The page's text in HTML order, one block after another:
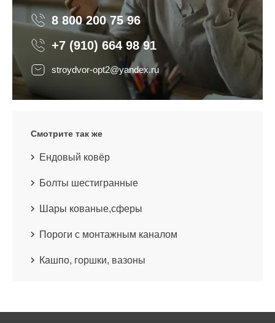
8 800 200 75 96 8 800 200 75 96
+7 (910) 664 98 91
stroydvor-opt2@yandex.ru
Смотрите так же
Ендовый ковёр
Болты шестигранные
Шары кованые,сферы
Пороги с монтажным каналом
Кашпо, горшки, вазоны